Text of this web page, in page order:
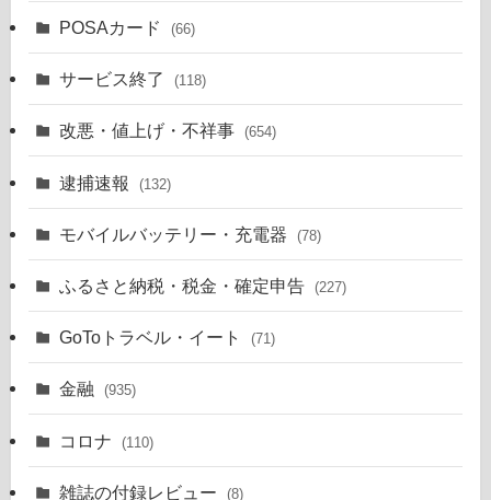
POSAカード (66)
サービス終了 (118)
改悪・値上げ・不祥事 (654)
逮捕速報 (132)
モバイルバッテリー・充電器 (78)
ふるさと納税・税金・確定申告 (227)
GoToトラベル・イート (71)
金融 (935)
コロナ (110)
雑誌の付録レビュー (8)